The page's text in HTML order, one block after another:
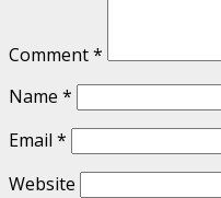
Comment*
Name *
Email *
Website